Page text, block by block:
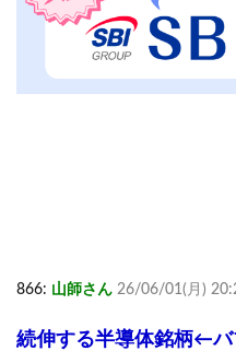
866: 山師さん 26/06/01(月)
続伸する半導体銘柄←バ